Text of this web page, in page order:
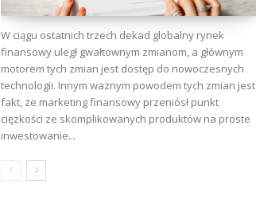
W ciągu ostatnich trzech dekad globalny rynek
finansowy uległ gwałtownym zmianom, a głównym
motorem tych zmian jest dostęp do nowoczesnych
technologii. Innym ważnym powodem tych zmian jest
fakt, że marketing finansowy przeniósł punkt
ciężkości ze skomplikowanych produktów na proste
inwestowanie...